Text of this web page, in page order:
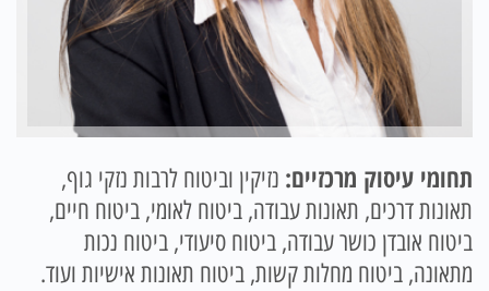
תחומי עיסוק מרכזיים: נזיקין וביטוח לרבות נזקי גוף,
תאונות דרכים, תאונות עבודה, ביטוח לאומי, ביטוח חיים,
ביטוח אובדן כושר עבודה, ביטוח סיעודי, ביטוח נכות
מתאונה, ביטוח מחלות קשות, ביטוח תאונות אישיות ועוד.